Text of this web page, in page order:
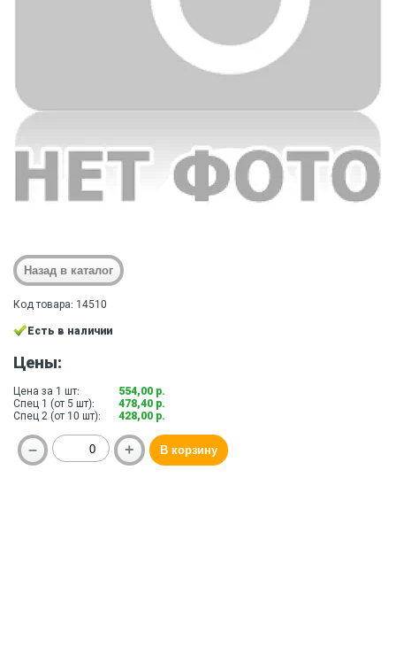
Код товара: 14510
Есть в наличии
Цены:
Цена за 1 шт:
554,00 р.
Спец 1 (от 5 шт):
478,40 р.
Спец 2 (от 10 шт):
428,00 р.